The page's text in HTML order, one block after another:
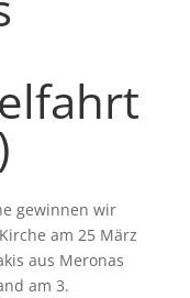
gewinnen wir
am 25 März
aus Meronas
am 3.